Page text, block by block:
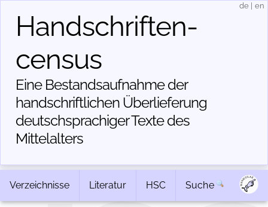
Handschriften­
census
Eine Bestandsaufnahme der
handschriftlichen Über­lieferung
deutschsprachiger Texte des
Mittelalters
de en
Verzeichnisse Literatur HSC Suche